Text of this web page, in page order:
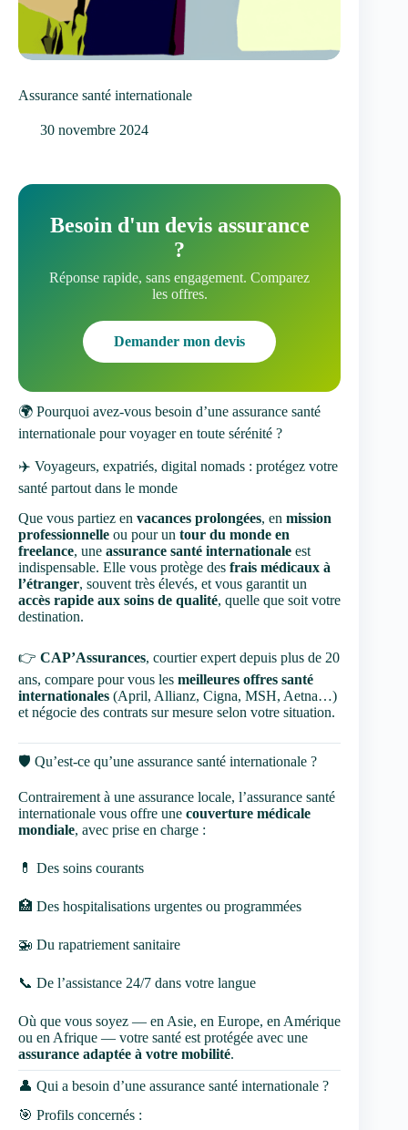
Assurance santé internationale
30 novembre 2024
Besoin d'un devis assurance
?
Réponse rapide, sans engagement. Comparez
les offres.
Demander mon devis
🌍 Pourquoi avez-vous besoin d’une assurance santé
internationale pour voyager en toute sérénité ?
✈️ Voyageurs, expatriés, digital nomads : protégez votre
santé partout dans le monde
Que vous partiez en vacances prolongées, en mission
professionnelle ou pour un tour du monde en
freelance, une assurance santé internationale est
indispensable. Elle vous protège des frais médicaux à
l’étranger, souvent très élevés, et vous garantit un
accès rapide aux soins de qualité, quelle que soit votre
destination.
👉 CAP’Assurances, courtier expert depuis plus de 20
ans, compare pour vous les meilleures offres santé
internationales (April, Allianz, Cigna, MSH, Aetna…)
et négocie des contrats sur mesure selon votre situation.
🛡️ Qu’est-ce qu’une assurance santé internationale ?
Contrairement à une assurance locale, l’assurance santé
internationale vous offre une couverture médicale
mondiale, avec prise en charge :
💊 Des soins courants
🏥 Des hospitalisations urgentes ou programmées
🚁 Du rapatriement sanitaire
📞 De l’assistance 24/7 dans votre langue
Où que vous soyez — en Asie, en Europe, en Amérique
ou en Afrique — votre santé est protégée avec une
assurance adaptée à votre mobilité.
👤 Qui a besoin d’une assurance santé internationale ?
🎯 Profils concernés :